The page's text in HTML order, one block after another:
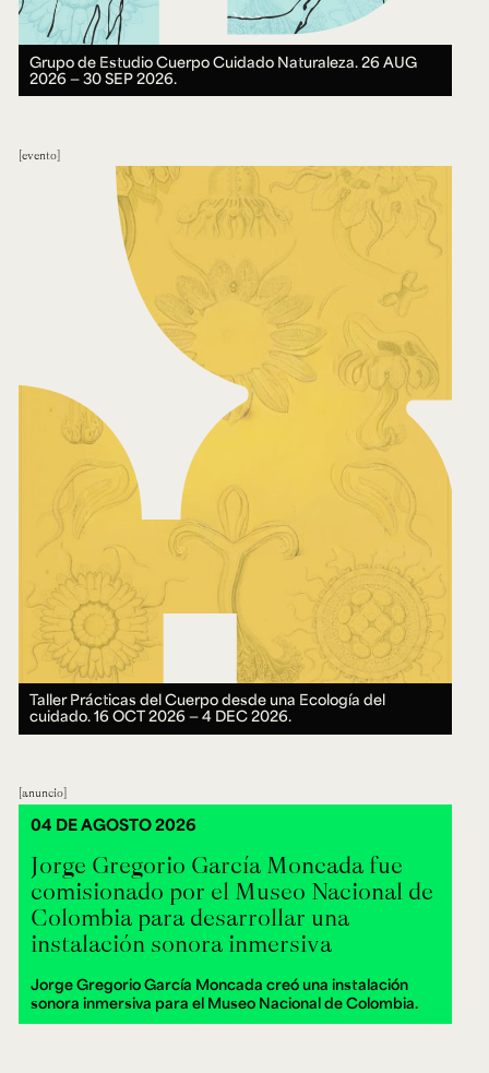
Grupo de Estudio Cuerpo Cuidado Naturaleza.26 AUG
2026 ― 30 SEP 2026.
evento
Taller Prácticas del Cuerpo desde una Ecología del
cuidado.16 OCT 2026 ― 4 DEC 2026.
anuncio
Jorge Gregorio García Moncada fue
comisionado por el Museo Nacional de
Colombia para desarrollar una
instalación sonora inmersiva
Jorge Gregorio García Moncada creó una instalación
sonora inmersiva para el Museo Nacional de Colombia.
04 DE AGOSTO 2026